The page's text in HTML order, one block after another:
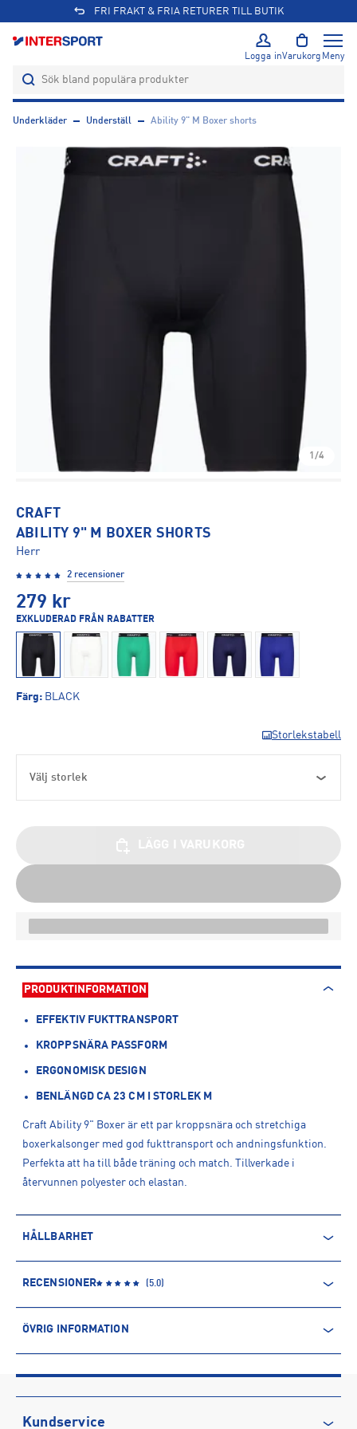
FRI FRAKT & FRIA RETURER TILL BUTIK
Logga inVarukorg Meny
Underkläder Underställ Ability 9" M Boxer shorts
1/4
CRAFT
ABILITY 9" M BOXER SHORTS
Herr
2 recensioner
279 kr
EXKLUDERAD FRÅN RABATTER
Färg: BLACK
Storlekstabell
Välj storlek
PRODUKTINFORMATION
EFFEKTIV FUKTTRANSPORT
KROPPSNÄRA PASSFORM
ERGONOMISK DESIGN
BENLÄNGD CA 23 CM I STORLEK M
Craft Ability 9" Boxer är ett par kroppsnära och stretchiga
boxerkalsonger med god fukttransport och andningsfunktion.
Perfekta att ha till både träning och match. Tillverkade i
återvunnen polyester och elastan.
HÅLLBARHET
återvunnen polyester kommer däremot främst från PET-flaskor.
Processen innebär minskade utsläpp av koldioxid och mindre
användning av vatten och kemikalier.
RECENSIONER (5.0)
ÖVRIG INFORMATION
Produktnummer: 1593635
Leverantörens produktnummer: 1916061
Artikelnummer: 159363506-BLACK
Kundservice